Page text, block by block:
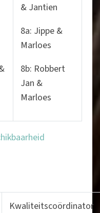
& Jantien
8a: Jippe &
Marloes
8b: Robbert
Jan &
Marloes
Kwaliteitscoördinator